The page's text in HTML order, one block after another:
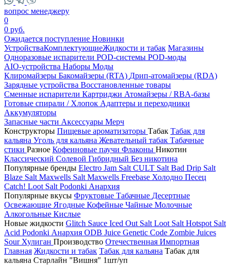
вопрос менеджеру
0
0 руб.
Ожидается поступление Новинки
УстройстваКомплектующиеЖидкости и табак Магазины
Одноразовые испарители POD-системы POD-моды
AIO-устройства Наборы Моды
Клиромайзеры Бакомайзеры (RTA) Дрип-атомайзеры (RDA)
Зарядные устройства Восстановленные товары
Сменные испарители Картриджи Атомайзеры / RBA-базы
Готовые спирали / Хлопок Адаптеры и переходники
Аккумуляторы
Запасные части Аксессуары Мерч
Конструкторы Пищевые ароматизаторы Табак Табак для
кальяна Уголь для кальяна Жевательный табак Табачные
стики Разное Кофеиновые паучи Флаконы Никотин
Классический Солевой Гибридный Без никотина
Популярные бренды Electro Jam Salt CULT Salt Bad Drip Salt
Blaze Salt Maxwells Salt Maxwells Freebase Холодно Песец
Catch! Loot Salt Podonki Анархия
Популярные вкусы Фруктовые Табачные Десертные
Освежающие Ягодные Кофейные Чайные Молочные
Алкогольные Кислые
Новые жидкости Glitch Sauce Iced Out Salt Loot Salt Hotspot Salt
Acid Podonki Анархия ODB Juice Genetic Code Zombie Juices
Sour Хулиган Производство Отечественная Импортная
Главная Жидкости и табак Табак для кальяна Табак для
кальяна Старлайн "Вишня" 1шт/уп